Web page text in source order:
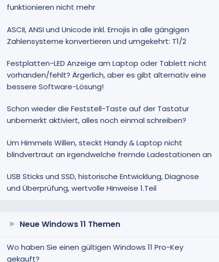
funktionieren nicht mehr
ASCII, ANSI und Unicode inkl. Emojis in alle gängigen
Zahlensysteme konvertieren und umgekehrt: T1/2
Festplatten-LED Anzeige am Laptop oder Tablett nicht
vorhanden/fehlt? Ärgerlich, aber es gibt alternativ eine
bessere Software-Lösung!
Schon wieder die Feststell-Taste auf der Tastatur
unbemerkt aktiviert, alles noch einmal schreiben?
Um Himmels Willen, steckt Handy & Laptop nicht
blindvertraut an irgendwelche fremde Ladestationen an
USB Sticks und SSD, historische Entwicklung, Diagnose
und Überprüfung, wertvolle Hinweise 1.Teil
Neue Windows 11 Themen
Wo haben Sie einen gültigen Windows 11 Pro-Key
gekauft?